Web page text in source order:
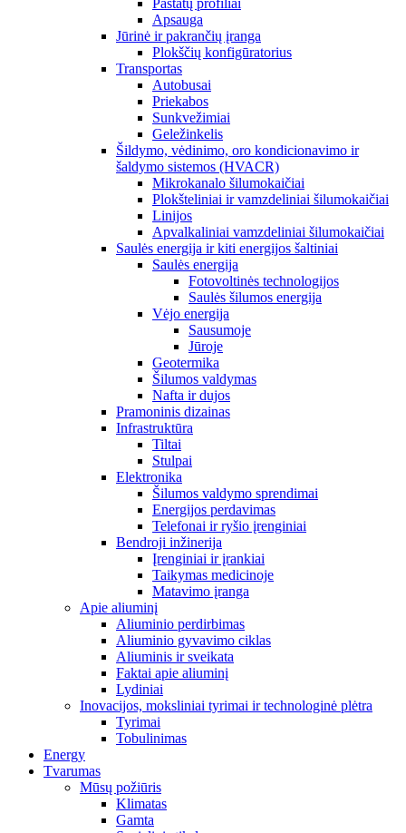
Apsauga
Jūrinė ir pakrančių įranga
Plokščių konfigūratorius
Transportas
Autobusai
Priekabos
Sunkvežimiai
Geležinkelis
Šildymo, vėdinimo, oro kondicionavimo ir
šaldymo sistemos (HVACR)
Mikrokanalo šilumokaičiai
Plokšteliniai ir vamzdeliniai šilumokaičiai
Linijos
Apvalkaliniai vamzdeliniai šilumokaičiai
Saulės energija ir kiti energijos šaltiniai
Saulės energija
Fotovoltinės technologijos
Saulės šilumos energija
Vėjo energija
Sausumoje
Jūroje
Geotermika
Šilumos valdymas
Nafta ir dujos
Pramoninis dizainas
Infrastruktūra
Tiltai
Stulpai
Elektronika
Šilumos valdymo sprendimai
Energijos perdavimas
Telefonai ir ryšio įrenginiai
Bendroji inžinerija
Įrenginiai ir įrankiai
Taikymas medicinoje
Matavimo įranga
Apie aliuminį
Aliuminio perdirbimas
Aliuminio gyvavimo ciklas
Aliuminis ir sveikata
Faktai apie aliuminį
Lydiniai
Inovacijos, moksliniai tyrimai ir technologinė plėtra
Tyrimai
Tobulinimas
Energy
Tvarumas
Mūsų požiūris
Klimatas
Gamta